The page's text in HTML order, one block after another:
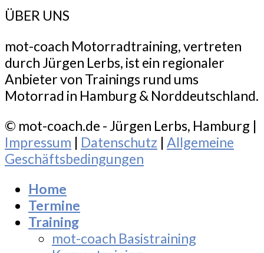
ÜBER UNS
mot-coach Motorradtraining, vertreten
durch Jürgen Lerbs, ist ein regionaler
Anbieter von Trainings rund ums
Motorrad in Hamburg & Norddeutschland.
© mot-coach.de - Jürgen Lerbs, Hamburg |
Impressum | Datenschutz | Allgemeine
Geschäftsbedingungen
Home
Termine
Training
mot-coach Basistraining